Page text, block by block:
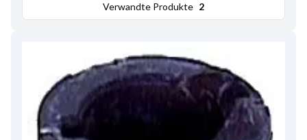
Verwandte Produkte 2